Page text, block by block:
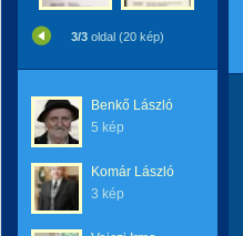
3/3 oldal (20 kép)
Benkő László
5 kép
Komár László
3 kép